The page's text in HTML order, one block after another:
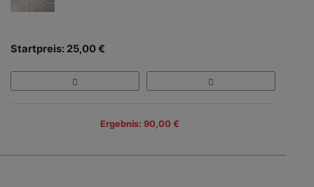
Startpreis: 25,00 €
Ergebnis: 90,00 €